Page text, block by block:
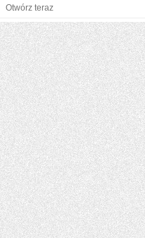
Otwórz teraz